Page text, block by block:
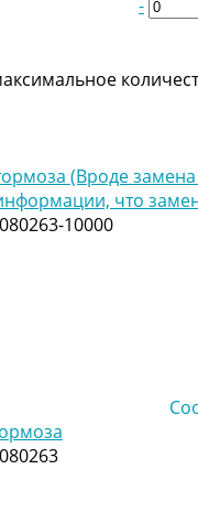
-
(Вроде замена
что
10000